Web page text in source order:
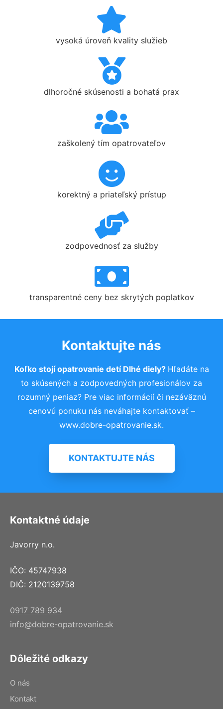
vysoká úroveň kvality služieb
dlhoročné skúsenosti a bohatá prax
zaškolený tím opatrovateľov
korektný a priateľský prístup
zodpovednosť za služby
transparentné ceny bez skrytých poplatkov
Kontaktujte nás
Koľko stojí opatrovanie detí Dlhé diely? Hľadáte na
to skúsených a zodpovedných profesionálov za
rozumný peniaz? Pre viac informácií či nezáväznú
cenovú ponuku nás neváhajte kontaktovať –
www.dobre-opatrovanie.sk.
KONTAKTUJTE NÁS
Kontaktné údaje
Javorry n.o.
IČO: 45747938
DIČ: 2120139758
0917 789 934
info@dobre-opatrovanie.sk
Dôležité odkazy
O nás
Kontakt